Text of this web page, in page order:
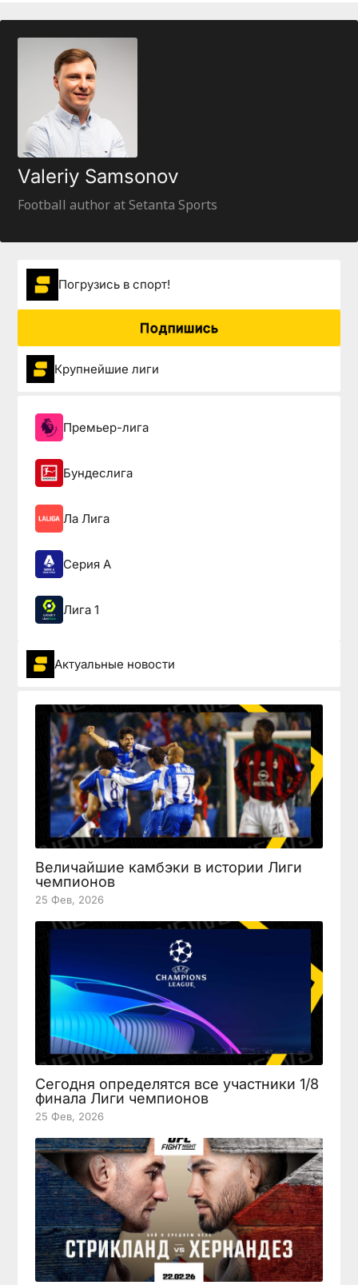
Valeriy Samsonov
Football author at Setanta Sports
Погрузиcь в спорт!
Подпишись
Крупнейшие лиги
Премьер-лига
Бундеслига
Ла Лига
Серия А
Лига 1
Актуальные новости
Величайшие камбэки в истории Лиги
чемпионов
25 Фев, 2026
Сегодня определятся все участники 1/8
финала Лиги чемпионов
25 Фев, 2026